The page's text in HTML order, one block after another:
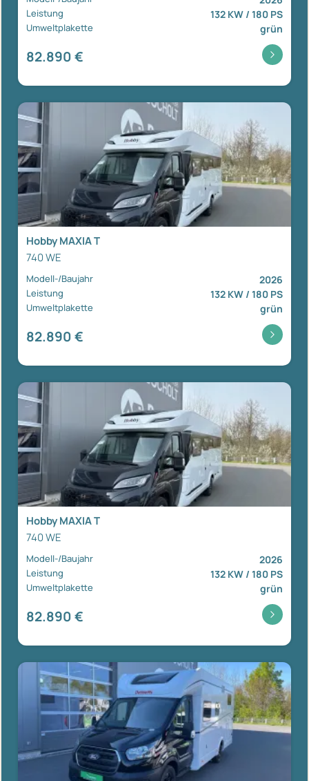
Leistung 132 KW / 180 PS
Umweltplakette grün
82.890 €
Hobby MAXIA T
740 WE
Modell-/Baujahr 2026
Leistung 132 KW / 180 PS
Umweltplakette grün
82.890 €
Hobby MAXIA T
740 WE
Modell-/Baujahr 2026
Leistung 132 KW / 180 PS
Umweltplakette grün
82.890 €